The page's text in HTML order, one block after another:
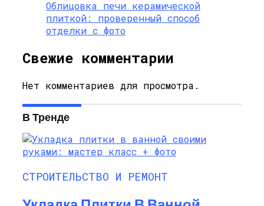
Облицовка печи керамической
плиткой: проверенный способ
отделки с фото
Свежие комментарии
Нет комментариев для просмотра.
В Тренде
СТРОИТЕЛЬСТВО И РЕМОНТ